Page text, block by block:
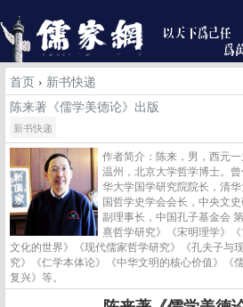
首页 › 新书快递
陈来著《儒学美德论》出版
新书快递
作者简介：陈来，男，西元
温州，北京大学哲学博士。
华大学国学研究院院长，清
国哲学史学会会长，中央文
副理事长，中国孔子基金会
熹哲学研究》《宋明理学》
文化的世界》《现代儒家哲学研究》《孔夫子与
究》《仁学本体论》《中华文明的核心价值》《
复兴》等。